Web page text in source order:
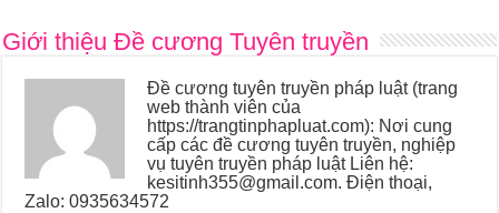
Giới thiệu Đề cương Tuyên truyền
Đề cương tuyên truyền pháp luật (trang
web thành viên của
https://trangtinphapluat.com): Nơi cung
cấp các đề cương tuyên truyền, nghiệp
vụ tuyên truyền pháp luật Liên hệ:
kesitinh355@gmail.com. Điện thoại,
Zalo: 0935634572